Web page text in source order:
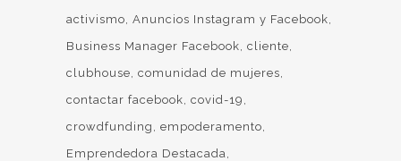
activismo Anuncios Instagram y Facebook
Business Manager Facebook cliente
clubhouse comunidad de mujeres
contactar facebook covid-19
crowdfunding
empoderamento
Emprendedora Destacada